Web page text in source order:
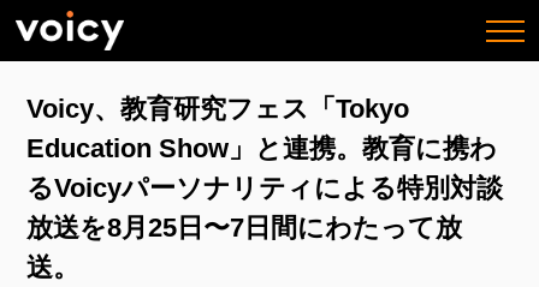
Voicy、教育研究フェス「Tokyo
Education Show」と連携。教育に携わ
るVoicyパーソナリティによる特別対談
放送を8月25日〜7日間にわたって放
送。